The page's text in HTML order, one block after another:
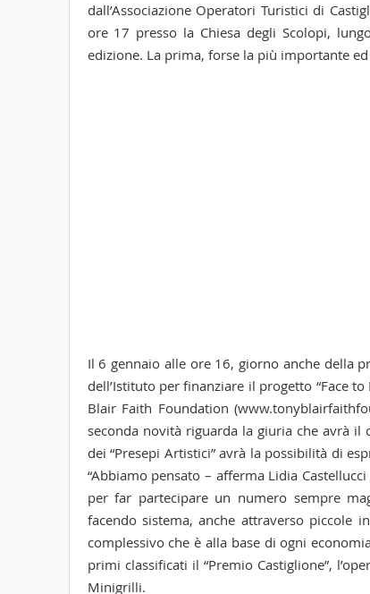
dall’Associazione Operatori Turistici di
ore 17 presso la Chiesa degli Scolopi,
edizione. La prima, forse la più importante
Il 6 gennaio alle ore 16, giorno anche della
dell’Istituto per finanziare il progetto “Face
Blair Faith Foundation
seconda novità riguarda la giuria che avrà
dei “Presepi Artistici” avrà la possibilità di
“Abbiamo pensato – afferma Lidia
per far partecipare un numero sempre
facendo sistema, anche attraverso piccole
complessivo che è alla base di ogni
primi classificati il “Premio Castiglione”,
Minigrilli.